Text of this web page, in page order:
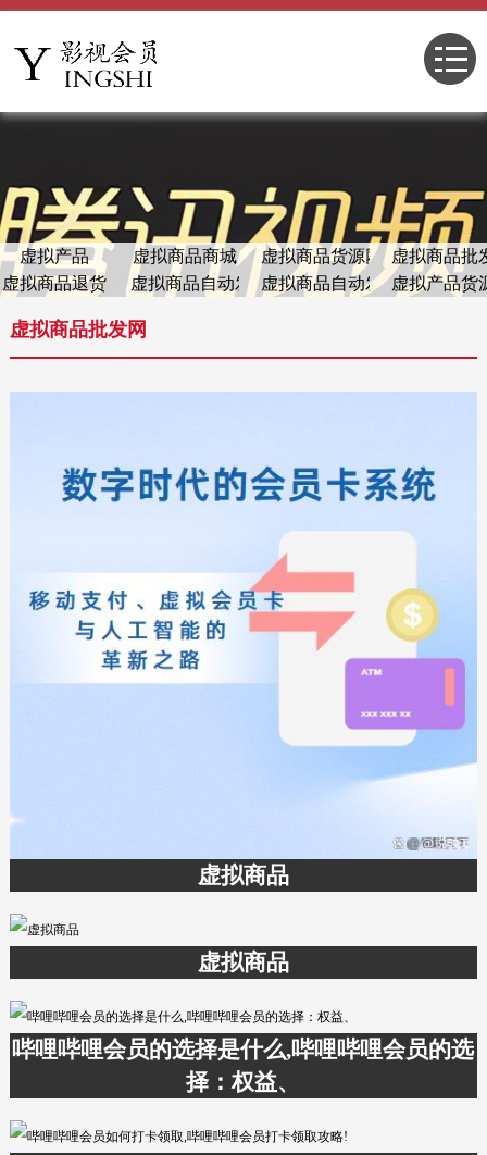
虚拟产品 虚拟商品商城 虚拟商品货源网
虚拟商品批
虚拟商品退货
虚拟商品自动发货虚拟商品自动发货系统虚拟产品货
虚拟商品批发网
虚拟商品
虚拟商品
哔哩哔哩会员的选择是什么,哔哩哔哩会员的选
择：权益、